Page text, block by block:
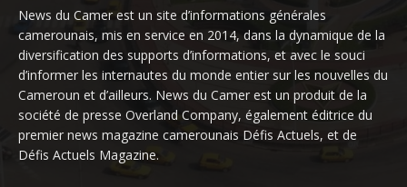
News du Camer est un site d’informations générales
camerounais, mis en service en 2014, dans la dynamique de la
diversification des supports d’informations, et avec le souci
d’informer les internautes du monde entier sur les nouvelles du
Cameroun et d’ailleurs. News du Camer est un produit de la
société de presse Overland Company, également éditrice du
premier news magazine camerounais Défis Actuels, et de
Défis Actuels Magazine.